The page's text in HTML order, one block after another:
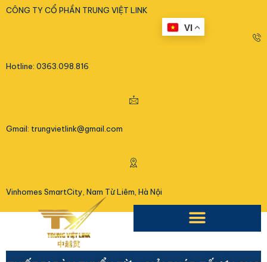
CÔNG TY CỔ PHẦN TRUNG VIỆT LINK
Hotline: 0363.098.816
Gmail: trungvietlink@gmail.com
Vinhomes SmartCity, Nam Từ Liêm, Hà Nội
VI